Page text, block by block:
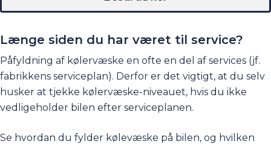
Længe siden du har været til service?
Påfyldning af kølervæske en ofte en del af services (jf.
fabrikkens serviceplan). Derfor er det vigtigt, at du selv
husker at tjekke kølervæske-niveauet, hvis du ikke
vedligeholder bilen efter serviceplanen.
Se hvordan du fylder kølevæske på bilen, og hvilken